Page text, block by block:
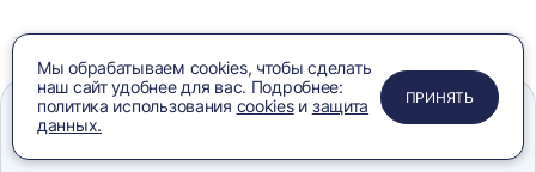
Что такое гофрокартон?
ПРИМЕНИТЬ
ЗАКРЫТЬ
ЗАКРЫТЬ
ЗАКРЫТЬ
Мы обрабатываем cookies, чтобы сделать
наш сайт удобнее для вас. Подробнее:
политика использования cookiesи защита
данных.
ПРИНЯТЬ